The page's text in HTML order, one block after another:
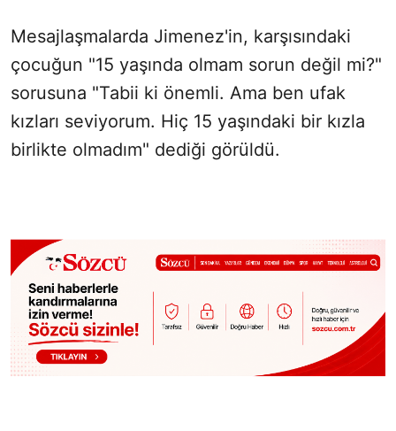
Mesajlaşmalarda Jimenez'in, karşısındaki
çocuğun "15 yaşında olmam sorun değil mi?"
sorusuna "Tabii ki önemli. Ama ben ufak
kızları seviyorum. Hiç 15 yaşındaki bir kızla
birlikte olmadım" dediği görüldü.